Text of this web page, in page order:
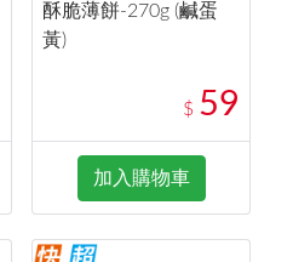
酥脆薄餅-270g (鹹蛋
黃)
$ 59
加入購物車